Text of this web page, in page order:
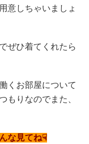
意しちゃいましょ
ぜひ着てくれたら
くお部屋について
もりなのでまた、
な見てね☟